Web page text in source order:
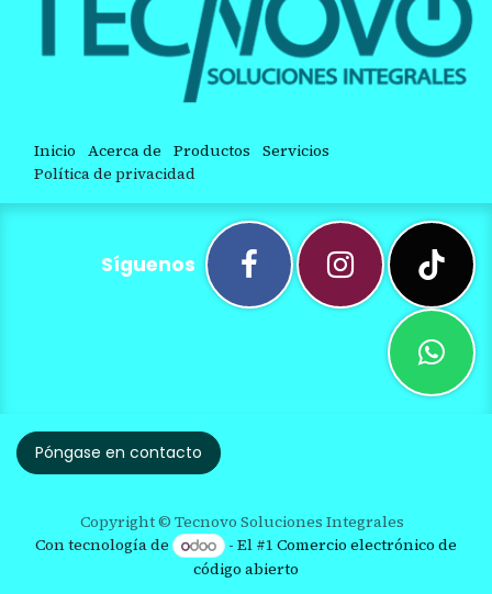
Inicio Acerca de Productos Servicios
Política de privacidad
Síguenos
Póngase en contacto
Copyright © Tecnovo Soluciones Integrales
Con tecnología de
- El #1Comercio electrónico de
código abierto